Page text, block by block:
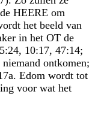
HEERE om
het beeld van
in het OT de
10:17, 47:14;
ontkomen;
Edom wordt tot
voor wat het